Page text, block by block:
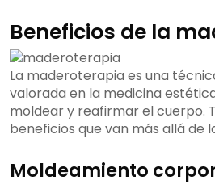
Beneficios de la
La maderoterapia es una
valorada en la medicina
moldear y reafirmar el cuerpo.
beneficios que van más allá de
Moldeamiento